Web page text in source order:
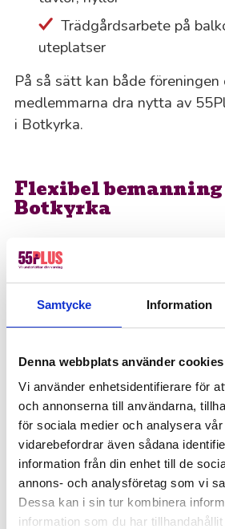
Samtycke Information
Denna webbplats använder cookies
Vi använder enhetsidentifierare för
och annonserna till användarna,
för sociala medier och analysera
vidarebefordrar även sådana
information från din enhet till de
annons- och analysföretag som vi
Dessa kan i sin tur kombinera
information som du har
Trädgårdsarbete på
uteplatser
På så sätt kan både föreningen
medlemmarna dra nytta av
i Botkyrka.
Flexibel bemanning
Botkyrka
Löpande hjälp eller vid
Behovet av extra resurser kan
Kanske behöver ni hjälp löpande
fastighetsskötsel och
dyker det upp akuta behov när
är sjuk eller på semester. Vi på
flexibel bemanning som
förenings situation.
Vi hjälper er med:
Löpande bemanning för
och vaktmästeri